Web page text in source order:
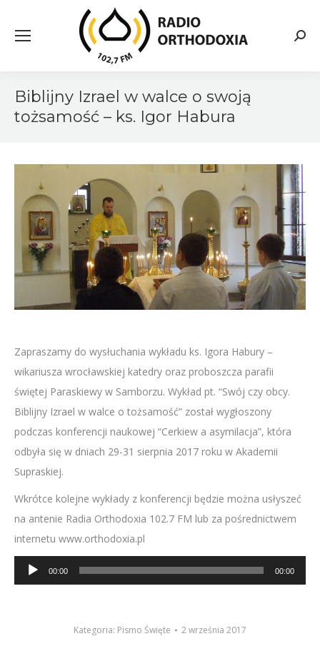
Biblijny Izrael w walce o swoją
tożsamość – ks. Igor Habura
Zapraszamy do wysłuchania wykładu ks. Igora Habury –
wikariusza wrocławskiej katedry oraz proboszcza parafii
świętej Paraskiewy w Samborzu. Wykład pt. “Swój czy obcy.
Biblijny Izrael w walce o tożsamość” został wygłoszony
podczas konferencji naukowej “Cerkiew a asymilacja”, która
odbyła się w dniach 29-31 sierpnia 2017 roku w Akademii
Supraskiej.
Wkrótce kolejne wykłady z konferencji będzie można usłyszeć
na antenie Radia Orthodoxia 102.7 FM lub za pośrednictwem
internetu www.orthodoxia.pl
Odtwarzacz
plików
00:00 00:00
Kategoria: Pismo Święte 2 września 2017